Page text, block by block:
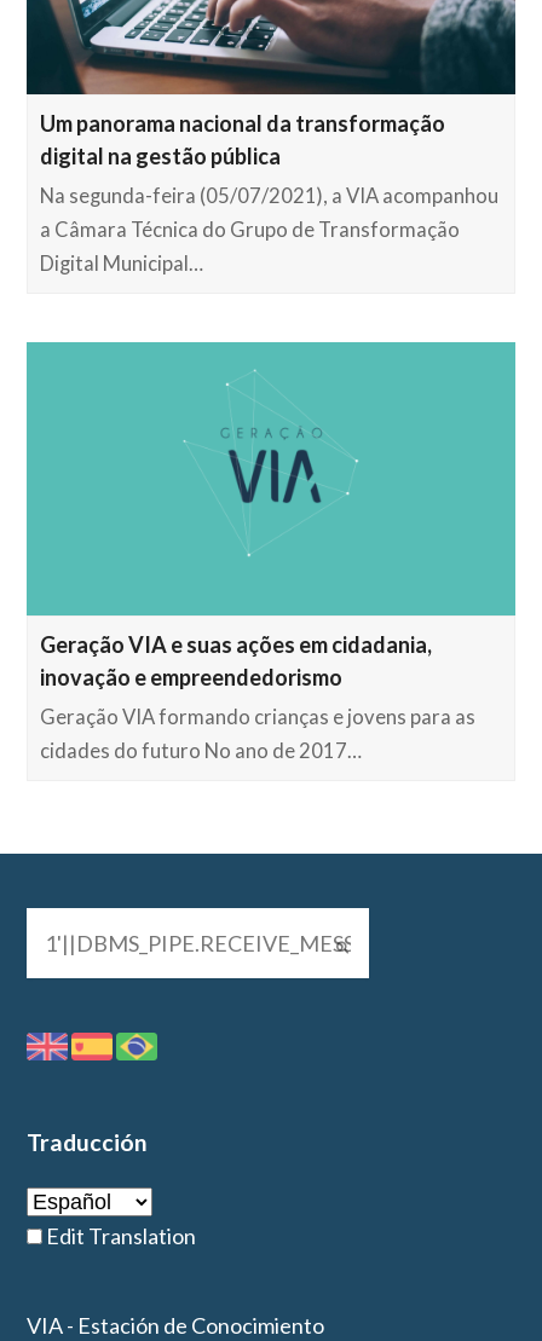
Um panorama nacional da transformação
digital na gestão pública
Na segunda-feira (05/07/2021), a VIA acompanhou
a Câmara Técnica do Grupo de Transformação
Digital Municipal…
Geração VIA e suas ações em cidadania,
inovação e empreendedorismo
Geração VIA formando crianças e jovens para as
cidades do futuro No ano de 2017…
Traducción
Edit Translation
VIA - Estación de Conocimiento